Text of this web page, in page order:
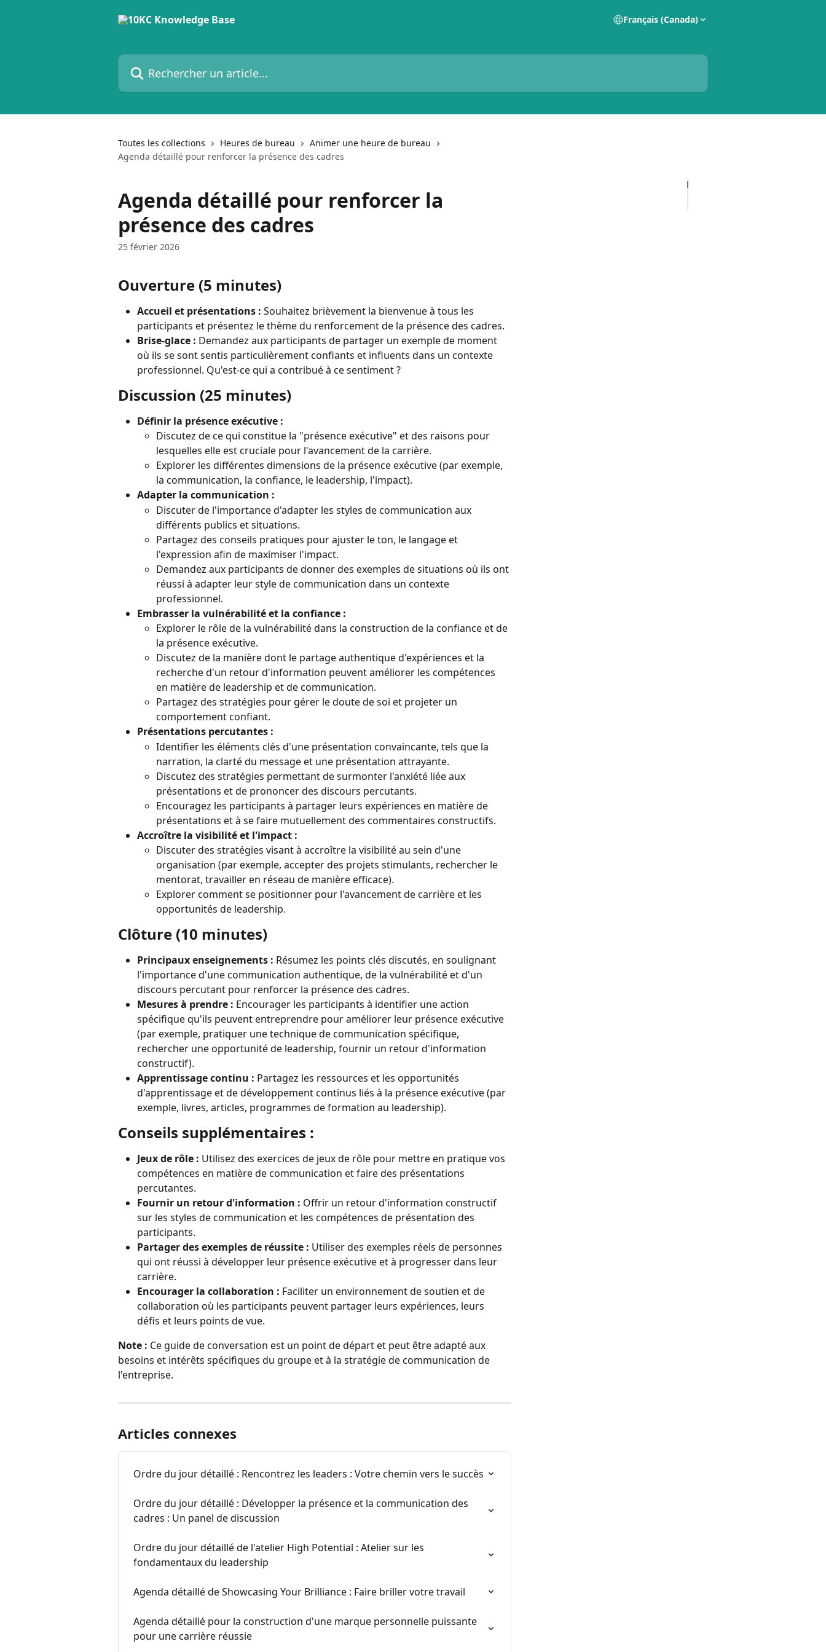
Français (Canada)
Rechercher un article...
Toutes les collections Heures de bureau
Animer une heure de bureau
Agenda détaillé pour renforcer la présence des cadres
Agenda détaillé pour renforcer la
présence des cadres
25 février 2026
Ouverture (5 minutes)
Accueil et présentations : Souhaitez brièvement la bienvenue à tous les
participants et présentez le thème du renforcement de la présence des cadres.
Brise-glace : Demandez aux participants de partager un exemple de moment
où ils se sont sentis particulièrement confiants et influents dans un contexte
professionnel. Qu'est-ce qui a contribué à ce sentiment ?
Discussion (25 minutes)
Définir la présence exécutive :
Discutez de ce qui constitue la "présence exécutive" et des raisons pour
lesquelles elle est cruciale pour l'avancement de la carrière.
Explorer les différentes dimensions de la présence exécutive (par exemple,
la communication, la confiance, le leadership, l'impact).
Adapter la communication :
Discuter de l'importance d'adapter les styles de communication aux
différents publics et situations.
Partagez des conseils pratiques pour ajuster le ton, le langage et
l'expression afin de maximiser l'impact.
Demandez aux participants de donner des exemples de situations où ils ont
réussi à adapter leur style de communication dans un contexte
professionnel.
Embrasser la vulnérabilité et la confiance :
Explorer le rôle de la vulnérabilité dans la construction de la confiance et de
la présence exécutive.
Discutez de la manière dont le partage authentique d'expériences et la
recherche d'un retour d'information peuvent améliorer les compétences
en matière de leadership et de communication.
Partagez des stratégies pour gérer le doute de soi et projeter un
comportement confiant.
Présentations percutantes :
Identifier les éléments clés d'une présentation convaincante, tels que la
narration, la clarté du message et une présentation attrayante.
Discutez des stratégies permettant de surmonter l'anxiété liée aux
présentations et de prononcer des discours percutants.
Encouragez les participants à partager leurs expériences en matière de
présentations et à se faire mutuellement des commentaires constructifs.
Accroître la visibilité et l'impact :
Discuter des stratégies visant à accroître la visibilité au sein d'une
organisation (par exemple, accepter des projets stimulants, rechercher le
mentorat, travailler en réseau de manière efficace).
Explorer comment se positionner pour l'avancement de carrière et les
opportunités de leadership.
Clôture (10 minutes)
Principaux enseignements : Résumez les points clés discutés, en soulignant
l'importance d'une communication authentique, de la vulnérabilité et d'un
discours percutant pour renforcer la présence des cadres.
Mesures à prendre : Encourager les participants à identifier une action
spécifique qu'ils peuvent entreprendre pour améliorer leur présence exécutive
(par exemple, pratiquer une technique de communication spécifique,
rechercher une opportunité de leadership, fournir un retour d'information
constructif).
Apprentissage continu : Partagez les ressources et les opportunités
d'apprentissage et de développement continus liés à la présence exécutive (par
exemple, livres, articles, programmes de formation au leadership).
Conseils supplémentaires :
Jeux de rôle : Utilisez des exercices de jeux de rôle pour mettre en pratique vos
compétences en matière de communication et faire des présentations
percutantes.
Fournir un retour d'information : Offrir un retour d'information constructif
sur les styles de communication et les compétences de présentation des
participants.
Partager des exemples de réussite : Utiliser des exemples réels de personnes
qui ont réussi à développer leur présence exécutive et à progresser dans leur
carrière.
Encourager la collaboration : Faciliter un environnement de soutien et de
collaboration où les participants peuvent partager leurs expériences, leurs
défis et leurs points de vue.
Note : Ce guide de conversation est un point de départ et peut être adapté aux
besoins et intérêts spécifiques du groupe et à la stratégie de communication de
l'entreprise.
Articles connexes
Ordre du jour détaillé : Rencontrez les leaders : Votre chemin vers le succès
Ordre du jour détaillé : Développer la présence et la communication des
cadres : Un panel de discussion
Ordre du jour détaillé de l'atelier High Potential : Atelier sur les
fondamentaux du leadership
Agenda détaillé de Showcasing Your Brilliance : Faire briller votre travail
Agenda détaillé pour la construction d'une marque personnelle puissante
pour une carrière réussie